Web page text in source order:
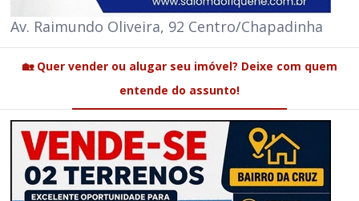
Av. Raimundo Oliveira, 92 Centro/Chapadinha
🏡 Quer vender ou alugar seu imóvel? Deixe com quem
entende do assunto!